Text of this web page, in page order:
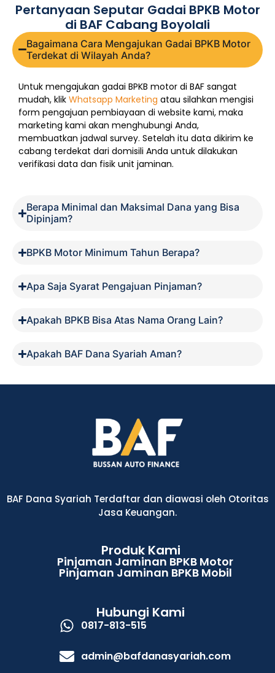
Pertanyaan Seputar Gadai BPKB Motor
di BAF Cabang Boyolali
Bagaimana Cara Mengajukan Gadai BPKB Motor
Terdekat di Wilayah Anda?
Untuk mengajukan gadai BPKB motor di BAF sangat
mudah, klik Whatsapp Marketing atau silahkan mengisi
form pengajuan pembiayaan di website kami, maka
marketing kami akan menghubungi Anda,
membuatkan jadwal survey. Setelah itu data dikirim ke
cabang terdekat dari domisili Anda untuk dilakukan
verifikasi data dan fisik unit jaminan.
Berapa Minimal dan Maksimal Dana yang Bisa
Dipinjam?
BPKB Motor Minimum Tahun Berapa?
Apa Saja Syarat Pengajuan Pinjaman?
Apakah BPKB Bisa Atas Nama Orang Lain?
Apakah BAF Dana Syariah Aman?
BAF Dana Syariah Terdaftar dan diawasi oleh Otoritas
Jasa Keuangan.
Produk Kami
Pinjaman Jaminan BPKB Motor
Pinjaman Jaminan BPKB Mobil
Hubungi Kami
0817-813-515
admin@bafdanasyariah.com